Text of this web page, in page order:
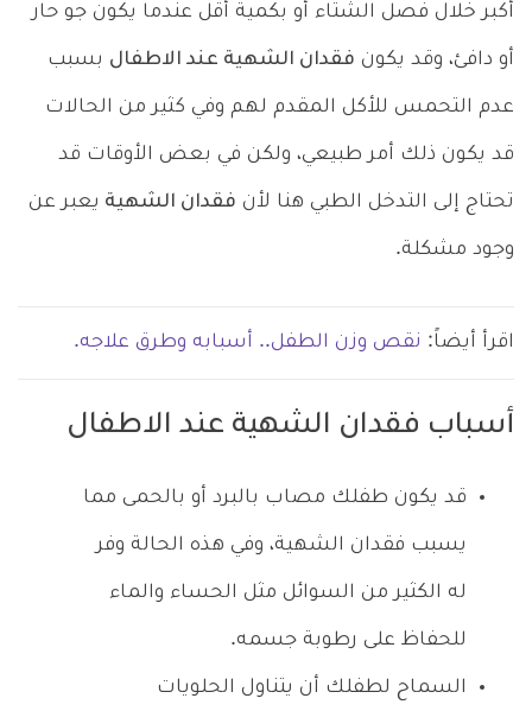
أكبر خلال فصل الشتاء أو بكمية أقل عندما يكون جو حار
أو دافئ، وقد يكون فقدان الشهية عند الاطفال بسبب
عدم التحمس للأكل المقدم لهم وفي كثير من الحالات
قد يكون ذلك أمر طبيعي، ولكن في بعض الأوقات قد
تحتاج إلى التدخل الطبي هنا لأن فقدان الشهية يعبر عن
وجود مشكلة.
اقرأ أيضاً: نقص وزن الطفل.. أسبابه وطرق علاجه.
أسباب فقدان الشهية عند الاطفال
قد يكون طفلك مصاب بالبرد أو بالحمى مما
يسبب فقدان الشهية، وفي هذه الحالة وفر
له الكثير من السوائل مثل الحساء والماء
للحفاظ على رطوبة جسمه.
السماح لطفلك أن يتناول الحلويات